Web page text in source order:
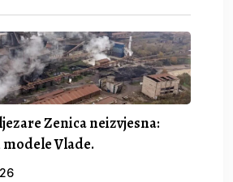
Zenica neizvjesna:
Vlade.